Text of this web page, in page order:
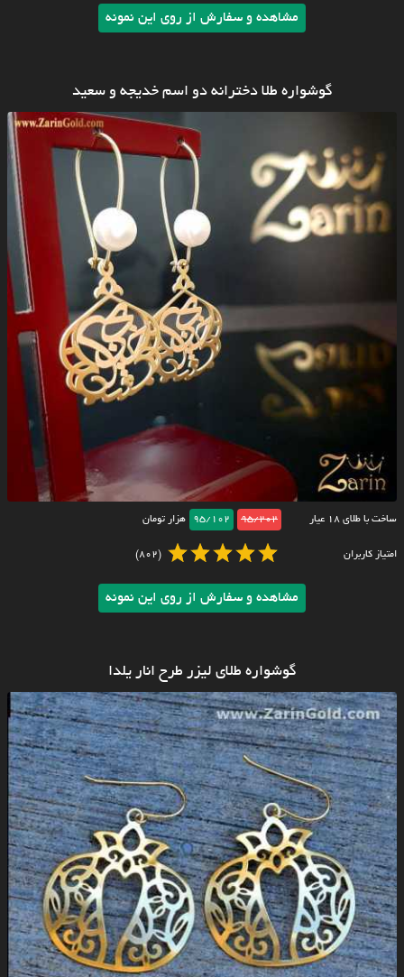
مشاهده و سفارش از روی این نمونه
گوشواره طلا دخترانه دو اسم خدیجه و سعید
ساخت با طلای ۱۸ عیار 95/202
95/102 هزار تومان
امتیاز کاربران (802)
مشاهده و سفارش از روی این نمونه
گوشواره طلای لیزر طرح انار یلدا